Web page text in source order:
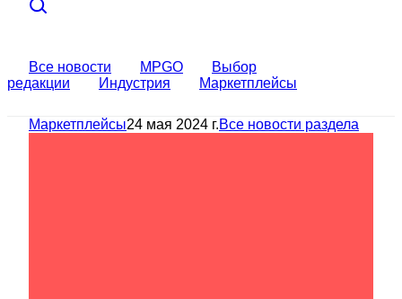
Все новости MPGO
Выбор
редакции
Индустрия Маркетплейсы
Маркетплейсы24 мая 2024 г.Все новости раздела